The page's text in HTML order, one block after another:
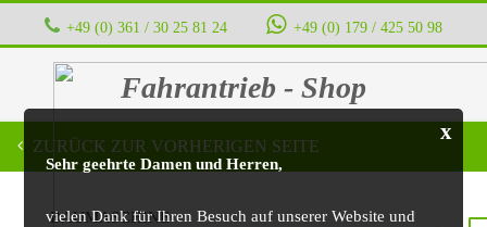
+49 (0) 361 / 30 25 81 24 ‭ ‭ ‭ ‭ +49 (0) 179 / 425 50 98
Fahrantrieb - Shop
x
Sehr geehrte Damen und Herren,
vielen Dank für Ihren Besuch auf unserer Website und
ZURÜCK ZUR VORHERIGEN SEITE
BAUMASCHINE